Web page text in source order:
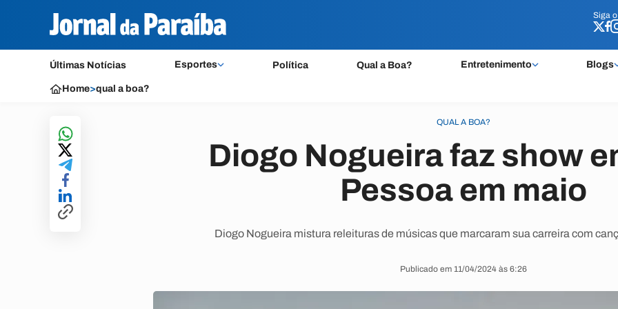
Siga o
Últimas Notícias Esportes Política Qual a Boa? Entretenimento Blogs
Siga o
Home>qual a boa?
QUAL A BOA?
Diogo Nogueira faz show
Pessoa em maio
Diogo Nogueira mistura releituras de músicas que marcaram sua carreira com
Publicado em 11/04/2024 às 6:26